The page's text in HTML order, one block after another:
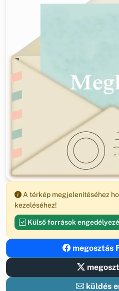
A térkép megjelenítéséhez
kezeléséhez!
Külső források
megosztás
küldés